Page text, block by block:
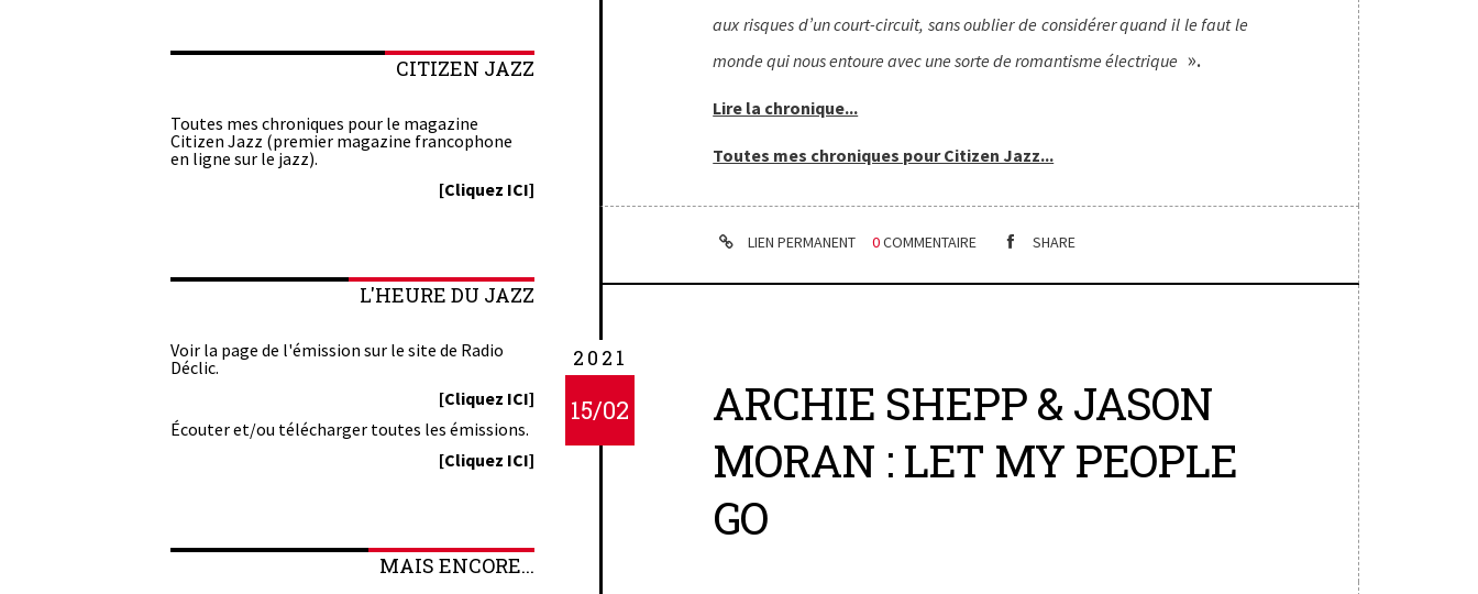
CITIZEN JAZZ
Toutes mes chroniques pour le magazine
Citizen Jazz (premier magazine francophone
en ligne sur le jazz).
[Cliquez ICI]
L'HEURE DU JAZZ
Voir la page de l'émission sur le site de Radio
Déclic.
[Cliquez ICI]
Écouter et/ou télécharger toutes les émissions.
[Cliquez ICI]
MAIS ENCORE...
aux risques d’un court-circuit, sans oublier de considérer quand il le faut le
monde qui nous entoure avec une sorte de romantisme électrique ».
Lire la chronique...
Toutes mes chroniques pour Citizen Jazz...
LIEN PERMANENT 0COMMENTAIRE SHARE
2021
15/02
ARCHIE SHEPP & JASON
MORAN : LET MY PEOPLE
GO